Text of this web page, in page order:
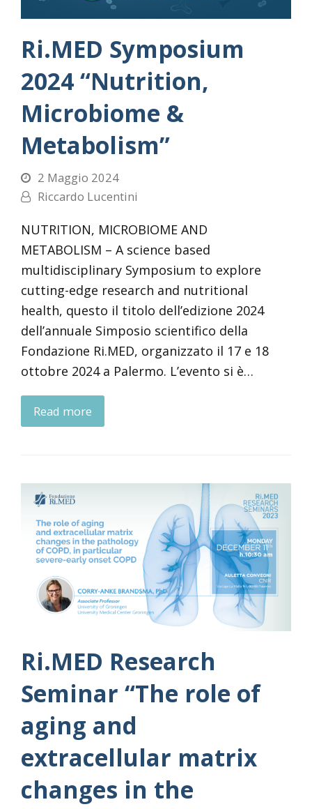
Ri.MED Symposium
2024 “Nutrition,
Microbiome &
Metabolism”
2 Maggio 2024
Riccardo Lucentini
NUTRITION, MICROBIOME AND
METABOLISM – A science based
multidisciplinary Symposium to explore
cutting-edge research and nutritional
health, questo il titolo dell’edizione 2024
dell’annuale Simposio scientifico della
Fondazione Ri.MED, organizzato il 17 e 18
ottobre 2024 a Palermo. L’evento si è…
Read more
Ri.MED Research
Seminar “The role of
aging and
extracellular matrix
changes in the